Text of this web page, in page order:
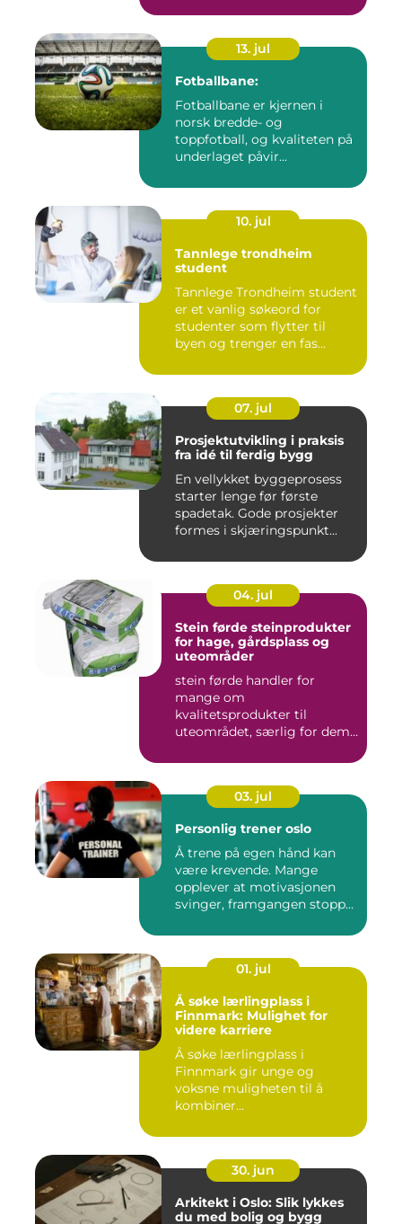
13. jul
Fotballbane:
Fotballbane er kjernen i
norsk bredde- og
toppfotball, og kvaliteten på
underlaget påvir...
10. jul
Tannlege trondheim
student
Tannlege Trondheim student
er et vanlig søkeord for
studenter som flytter til
byen og trenger en fas...
07. jul
Prosjektutvikling i praksis
fra idé til ferdig bygg
En vellykket byggeprosess
starter lenge før første
spadetak. Gode prosjekter
formes i skjæringspunkt...
04. jul
Stein førde steinprodukter
for hage, gårdsplass og
uteområder
stein førde handler for
mange om
kvalitetsprodukter til
uteområdet, særlig for dem
03. jul
Personlig trener oslo
Å trene på egen hånd kan
være krevende. Mange
opplever at motivasjonen
svinger, framgangen stopper
01. jul
Å søke lærlingplass i
Finnmark: Mulighet for
videre karriere
Å søke lærlingplass i
Finnmark gir unge og
voksne muligheten til å
kombiner...
30. jun
Arkitekt i Oslo: Slik lykkes
du med bolig og bygg